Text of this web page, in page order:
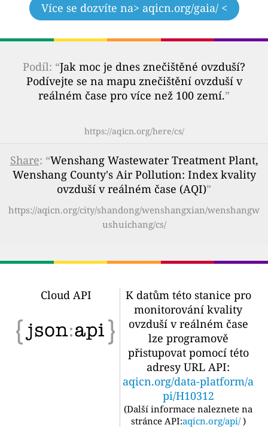
Více se dozvíte na> aqicn.org/gaia/ <
Podíl: “Jak moc je dnes znečištěné ovzduší?
Podívejte se na mapu znečištění ovzduší v
reálném čase pro více než 100 zemí.”
https://aqicn.org/here/cs/
Share: “Wenshang Wastewater Treatment Plant,
Wenshang County's Air Pollution: Index kvality
ovzduší v reálném čase (AQI)”
https://aqicn.org/city/shandong/wenshangxian/wenshangw
ushuichang/cs/
Cloud API
K datům této stanice pro
monitorování kvality
ovzduší v reálném čase
lze programově
přistupovat pomocí této
adresy URL API:
aqicn.org/data-platform/a
pi/H10312
(Další informace naleznete na
stránce API:aqicn.org/api/ )